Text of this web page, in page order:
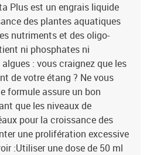
Plus est un engrais liquide
des plantes aquatiques
nutriments et des oligo-
ni phosphates ni
: vous craignez que les
de votre étang ? Ne vous
formule assure un bon
que les niveaux de
pour la croissance des
une prolifération excessive
:Utiliser une dose de 50 ml